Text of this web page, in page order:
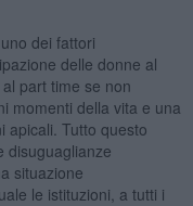
dei fattori
delle donne al
part time se non
momenti della vita e una
apicali. Tutto questo
disuguaglianze
situazione
le istituzioni, a tutti i